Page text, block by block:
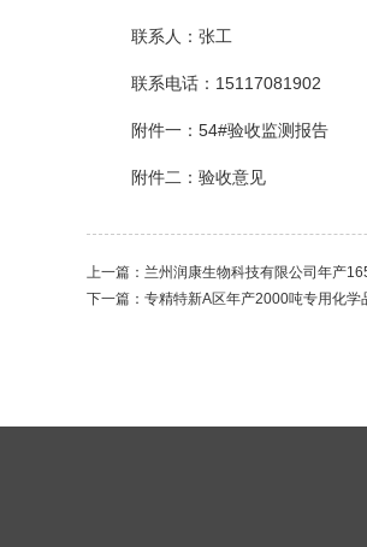
联系人：张工
联系电话：15117081902
附件一：54#验收监测报告
附件二：验收意见
上一篇： 兰州润康生物科技有限公司年产
下一篇： 专精特新A区年产2000吨专用化